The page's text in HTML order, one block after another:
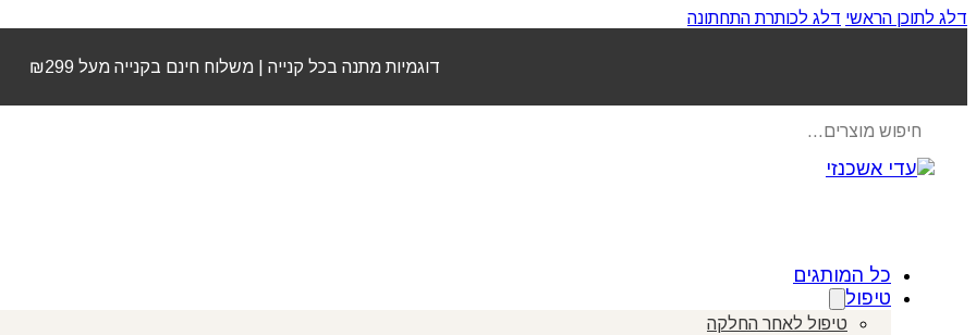
דלג לתוכן הראשי דלג לכותרת התחתונה
דוגמיות מתנה בכל קנייה | משלוח חינם בקנייה מעל ₪299
search
כל המותגים
טיפול
טיפול לאחר החלקה